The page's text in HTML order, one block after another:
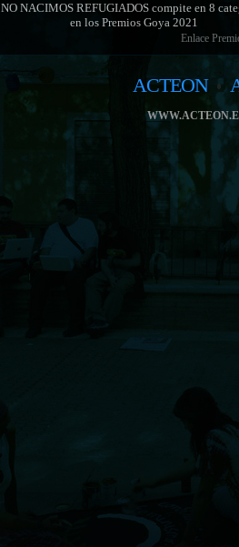
NO NACIMOS REFUGIADOS compite en 8
en los Premios Goya 2021
Enlace
ACTEON